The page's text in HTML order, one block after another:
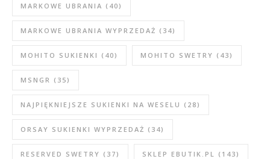
MARKOWE UBRANIA (40)
MARKOWE UBRANIA WYPRZEDAŻ (34)
MOHITO SUKIENKI (40) MOHITO SWETRY (43)
MSNGR (35)
NAJPIĘKNIEJSZE SUKIENKI NA WESELU (28)
ORSAY SUKIENKI WYPRZEDAŻ (34)
RESERVED SWETRY (37) SKLEP EBUTIK.PL (143)